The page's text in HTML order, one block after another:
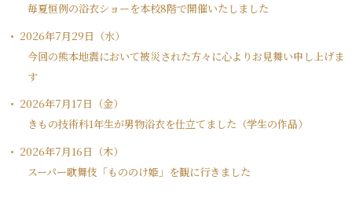
毎夏恒例の浴衣ショーを本校8階で開催いたしました
2026年7月29日（水）
今回の熊本地震において被災された方々に心よりお見舞い申し上げま
す
2026年7月17日（金）
きもの技術科1年生が男物浴衣を仕立てました（学生の作品）
2026年7月16日（木）
スーパー歌舞伎「もののけ姫」を観に行きました